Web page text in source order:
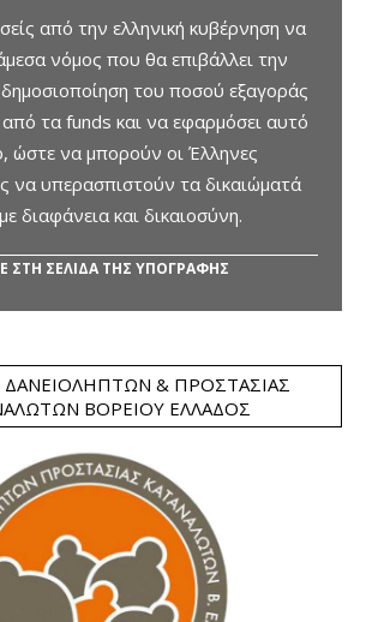
από την ελληνική κυβέρνηση να
νόμος που θα επιβάλλει την
του ποσού εξαγοράς
τα funds και να εφαρμόσει αυτό
ώστε να μπορούν οι Έλληνες
να υπερασπιστούν τα δικαιώματά
διαφάνεια και δικαιοσύνη.
ΣΤΗ ΣΕΛΙΔΑ ΤΗΣ ΥΠΟΓΡΑΦΗΣ
& ΠΡΟΣΤΑΣΊΑΣ
ΒΟΡΕΊΟΥ ΕΛΛΆΔΟΣ